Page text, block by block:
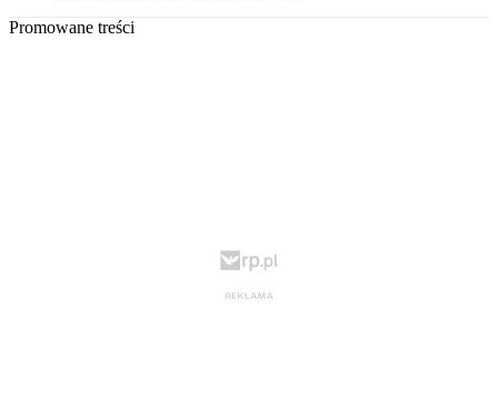
Promowane treści